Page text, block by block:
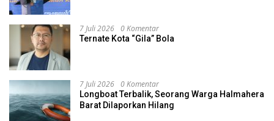
7 Juli 2026 0 Komentar
Ternate Kota “Gila” Bola
7 Juli 2026 0 Komentar
Longboat Terbalik, Seorang Warga Halmahera
Barat Dilaporkan Hilang